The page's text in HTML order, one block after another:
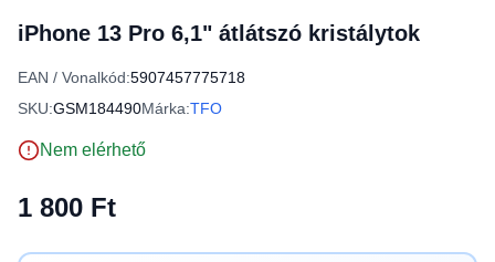
iPhone 13 Pro 6,1" átlátszó kristálytok
EAN / Vonalkód:5907457775718
SKU:GSM184490Márka:TFO
Nem elérhető
1 800 Ft